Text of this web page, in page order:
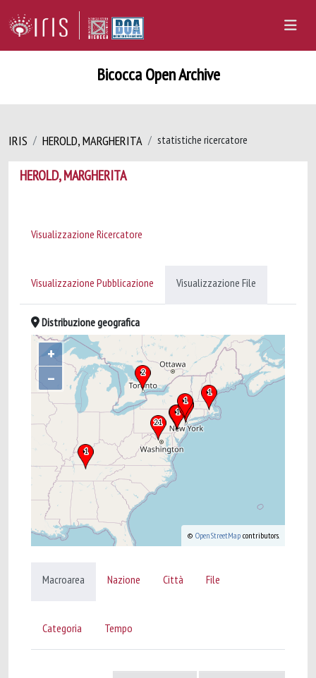
Bicocca Open Archive
IRIS HEROLD, MARGHERITA statistiche ricercatore
HEROLD, MARGHERITA
Visualizzazione Ricercatore
Visualizzazione Pubblicazione Visualizzazione File
Distribuzione geografica
+
–
© OpenStreetMap contributors.
Macroarea Nazione Città File
Categoria Tempo